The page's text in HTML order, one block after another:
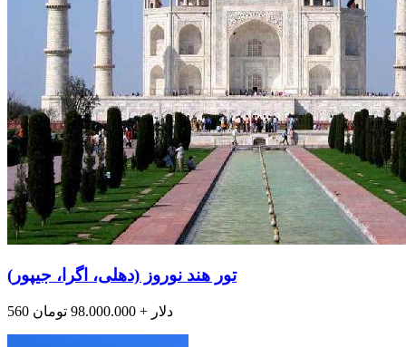
تور هند نوروز (دهلی، اگرا، جیپور)
560 دلار + 98.000.000 تومان